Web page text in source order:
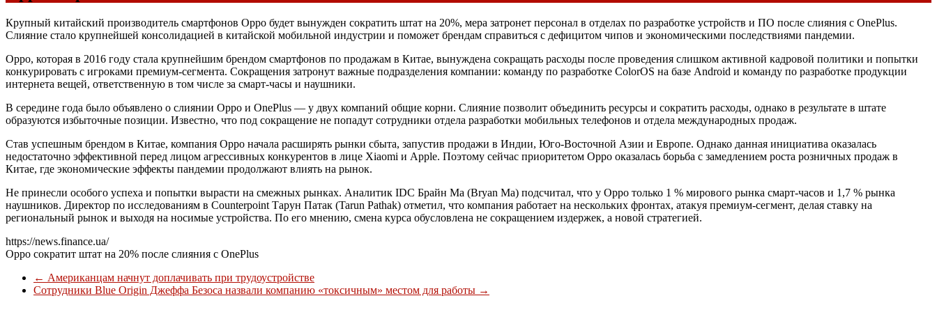
Крупный китайский производитель смартфонов Oppo будет вынужден сократить штат на 20%, мера затронет персонал в отделах по разработке устройств и ПО после слияния с OnePlus.
Слияние стало крупнейшей консолидацией в китайской мобильной индустрии и поможет брендам справиться с дефицитом чипов и экономическими последствиями пандемии.
Oppo, которая в 2016 году стала крупнейшим брендом смартфонов по продажам в Китае, вынуждена сокращать расходы после проведения слишком активной кадровой политики и попытки
конкурировать с игроками премиум-сегмента. Сокращения затронут важные подразделения компании: команду по разработке ColorOS на базе Android и команду по разработке продукции
интернета вещей, ответственную в том числе за смарт-часы и наушники.
В середине года было объявлено о слиянии Oppo и OnePlus — у двух компаний общие корни. Слияние позволит объединить ресурсы и сократить расходы, однако в результате в штате
образуются избыточные позиции. Известно, что под сокращение не попадут сотрудники отдела разработки мобильных телефонов и отдела международных продаж.
Став успешным брендом в Китае, компания Oppo начала расширять рынки сбыта, запустив продажи в Индии, Юго-Восточной Азии и Европе. Однако данная инициатива оказалась
недостаточно эффективной перед лицом агрессивных конкурентов в лице Xiaomi и Apple. Поэтому сейчас приоритетом Oppo оказалась борьба с замедлением роста розничных продаж в
Китае, где экономические эффекты пандемии продолжают влиять на рынок.
Не принесли особого успеха и попытки вырасти на смежных рынках. Аналитик IDC Брайн Ма (Bryan Ma) подсчитал, что у Oppo только 1 % мирового рынка смарт-часов и 1,7 % рынка
наушников. Директор по исследованиям в Counterpoint Тарун Патак (Tarun Pathak) отметил, что компания работает на нескольких фронтах, атакуя премиум-сегмент, делая ставку на
региональный рынок и выходя на носимые устройства. По его мнению, смена курса обусловлена не сокращением издержек, а новой стратегией.
https://news.finance.ua/
Oppo сократит штат на 20% после слияния с OnePlus
← Американцам начнут доплачивать при трудоустройстве
Сотрудники Blue Origin Джеффа Безоса назвали компанию «токсичным» местом для работы →